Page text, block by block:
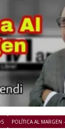
POLÍTICA AL MARGEN